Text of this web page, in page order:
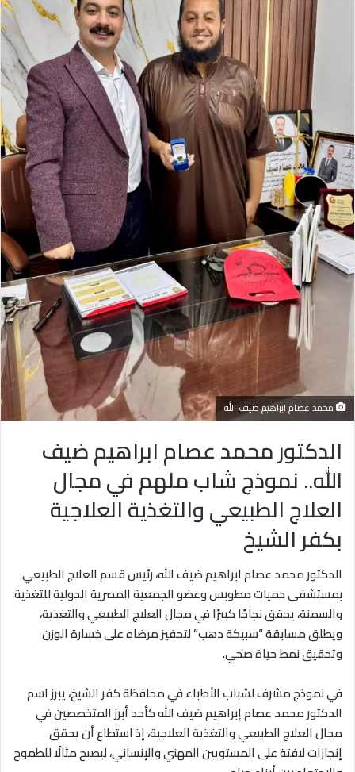
محمد عصام ابراهيم ضيف الله
الدكتور محمد عصام ابراهيم ضيف
الله.. نموذج شاب ملهم في مجال
العلاج الطبيعي والتغذية العلاجية
بكفر الشيخ
الدكتور محمد عصام ابراهيم ضيف الله، رئيس قسم العلاج الطبيعي
بمستشفى حميات مطوبس وعضو الجمعية المصرية الدولية للتغذية
والسمنة، يحقق نجاحًا كبيرًا في مجال العلاج الطبيعي والتغذية،
ويطلق مسابقة “سبيكة دهب” لتحفيز مرضاه على خسارة الوزن
وتحقيق نمط حياة صحي.
في نموذج مشرف لشباب الأطباء في محافظة كفر الشيخ، يبرز اسم
الدكتور محمد عصام إبراهيم ضيف الله كأحد أبرز المتخصصين في
مجال العلاج الطبيعي والتغذية العلاجية، إذ استطاع أن يحقق
إنجازات لافتة على المستويين المهني والإنساني، ليصبح مثالًا للطموح